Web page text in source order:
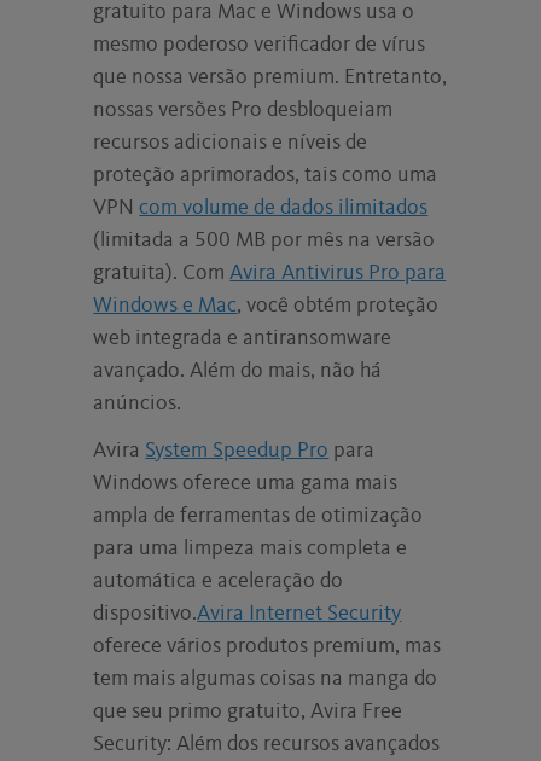
gratuito para Mac e Windows usa o
mesmo poderoso verificador de vírus
que nossa versão premium. Entretanto,
nossas versões Pro desbloqueiam
recursos adicionais e níveis de
proteção aprimorados, tais como uma
VPNcom volume de dados ilimitados
(limitada a 500 MB por mês na versão
gratuita). ComAvira Antivirus Pro para
Windows e Mac, você obtém proteção
web integrada e antiransomware
avançado. Além do mais, não há
anúncios.
Avira System Speedup Pro para
Windows oferece uma gama mais
ampla de ferramentas de otimização
para uma limpeza mais completa e
automática e aceleração do
dispositivo.Avira Internet Security
oferece vários produtos premium, mas
tem mais algumas coisas na manga do
que seu primo gratuito, Avira Free
Security: Além dos recursos avançados